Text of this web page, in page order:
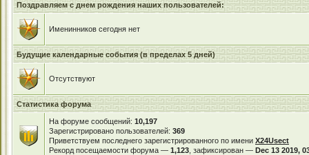
Поздравляем с днем рождения наших пользователей:
Именинников сегодня нет
Будущие календарные события (в пределах 5 дней)
Отсутствуют
Статистика форума
На форуме сообщений: 10,197
Зарегистрировано пользователей: 369
Приветствуем последнего зарегистрированного по имени X24Usect
Рекорд посещаемости форума — 1,123 , зафиксирован — Dec 13 2019,